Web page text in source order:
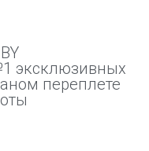
эксклюзивных
переплете